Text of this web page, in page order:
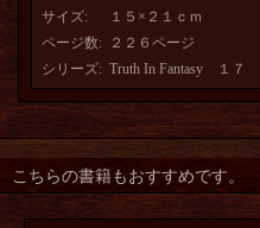
サイズ:
１５×２１ｃｍ
ページ数:
２２６ページ
シリーズ: Truth In Fantasy １７
こちらの書籍もおすすめです。